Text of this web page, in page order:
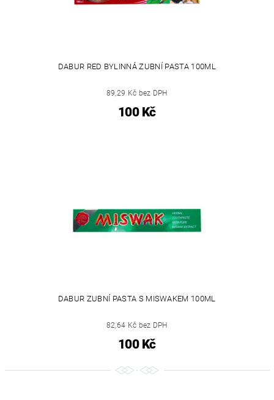
DABUR RED BYLINNÁ ZUBNÍ PASTA 100ML
89,29 Kč bez DPH
100 Kč
DABUR ZUBNÍ PASTA S MISWAKEM 100ML
82,64 Kč bez DPH
100 Kč